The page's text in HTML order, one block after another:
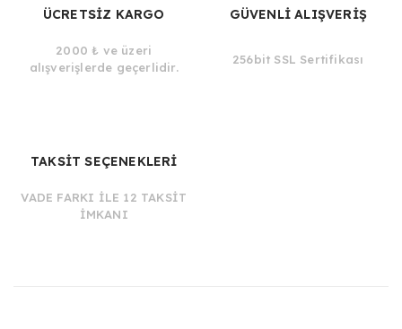
ÜCRETSİZ KARGO
2000 ₺ ve üzeri
alışverişlerde geçerlidir.
GÜVENLİ ALIŞVERİŞ
256bit SSL Sertifikası
TAKSİT SEÇENEKLERİ
VADE FARKI İLE 12 TAKSİT
İMKANI